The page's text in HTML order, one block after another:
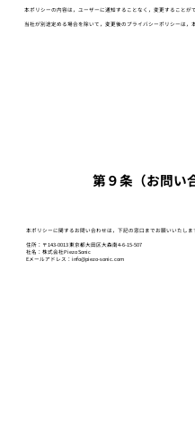
本ポリシーの内容は，ユーザーに通知することなく，変更することが
当社が別途定める場合を除いて，変更後のプライバシーポリシーは，
第９条（お問い
本ポリシーに関するお問い合わせは，下記の窓口までお願いいたします
住所：〒143-0013 東京都大田区大森南4-6-15-507
社名：株式会社Piezo Sonic
Eメールアドレス：info@piezo-sonic.com